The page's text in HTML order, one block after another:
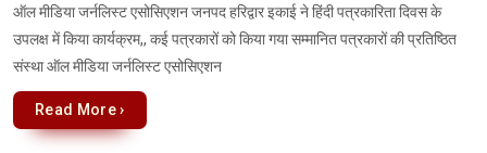
ऑल मीडिया जर्नलिस्ट एसोसिएशन जनपद हरिद्वार इकाई ने हिंदी पत्रकारिता दिवस के
उपलक्ष में किया कार्यक्रम,, कई पत्रकारों को किया गया सम्मानित पत्रकारों की प्रतिष्ठित
संस्था ऑल मीडिया जर्नलिस्ट एसोसिएशन
Read More ›